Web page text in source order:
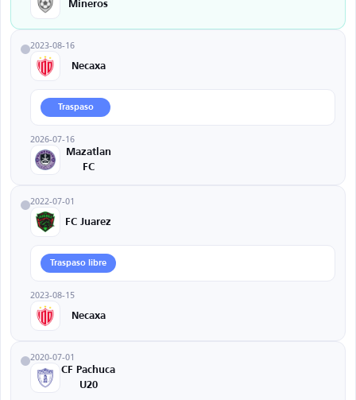
Mineros
2023-08-16
Necaxa
Traspaso
2026-07-16
Mazatlan
FC
2022-07-01
FC Juarez
Traspaso libre
2023-08-15
Necaxa
2020-07-01
CF Pachuca
U20